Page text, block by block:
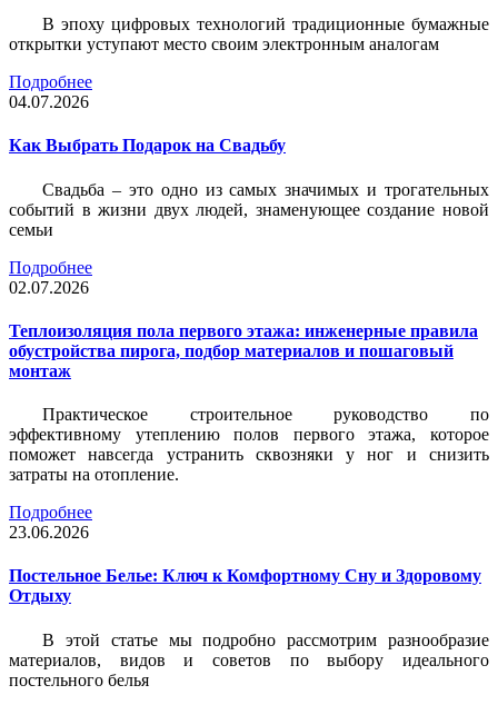
В эпоху цифровых технологий традиционные бумажные
открытки уступают место своим электронным аналогам
Подробнее
04.07.2026
Как Выбрать Подарок на Свадьбу
Свадьба – это одно из самых значимых и трогательных
событий в жизни двух людей, знаменующее создание новой
семьи
Подробнее
02.07.2026
Теплоизоляция пола первого этажа: инженерные правила
обустройства пирога, подбор материалов и пошаговый
монтаж
Практическое строительное руководство по
эффективному утеплению полов первого этажа, которое
поможет навсегда устранить сквозняки у ног и снизить
затраты на отопление.
Подробнее
23.06.2026
Постельное Белье: Ключ к Комфортному Сну и Здоровому
Отдыху
В этой статье мы подробно рассмотрим разнообразие
материалов, видов и советов по выбору идеального
постельного белья